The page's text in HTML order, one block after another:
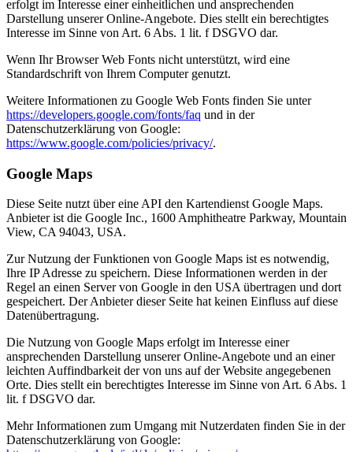
erfolgt im Interesse einer einheitlichen und ansprechenden
Darstellung unserer Online-Angebote. Dies stellt ein berechtigtes
Interesse im Sinne von Art. 6 Abs. 1 lit. f DSGVO dar.
Wenn Ihr Browser Web Fonts nicht unterstützt, wird eine
Standardschrift von Ihrem Computer genutzt.
Weitere Informationen zu Google Web Fonts finden Sie unter
https://developers.google.com/fonts/faq und in der
Datenschutzerklärung von Google:
https://www.google.com/policies/privacy/.
Google Maps
Diese Seite nutzt über eine API den Kartendienst Google Maps.
Anbieter ist die Google Inc., 1600 Amphitheatre Parkway, Mountain
View, CA 94043, USA.
Zur Nutzung der Funktionen von Google Maps ist es notwendig,
Ihre IP Adresse zu speichern. Diese Informationen werden in der
Regel an einen Server von Google in den USA übertragen und dort
gespeichert. Der Anbieter dieser Seite hat keinen Einfluss auf diese
Datenübertragung.
Die Nutzung von Google Maps erfolgt im Interesse einer
ansprechenden Darstellung unserer Online-Angebote und an einer
leichten Auffindbarkeit der von uns auf der Website angegebenen
Orte. Dies stellt ein berechtigtes Interesse im Sinne von Art. 6 Abs. 1
lit. f DSGVO dar.
Mehr Informationen zum Umgang mit Nutzerdaten finden Sie in der
Datenschutzerklärung von Google: